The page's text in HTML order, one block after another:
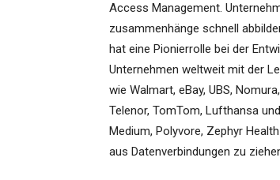
Access Management.
zusammenhänge schnell
hat eine Pionierrolle bei der
Unternehmen weltweit mit der
wie Walmart, eBay, UBS,
Telenor, TomTom, Lufthansa
Medium, Polyvore, Zephyr
aus Datenverbindungen zu